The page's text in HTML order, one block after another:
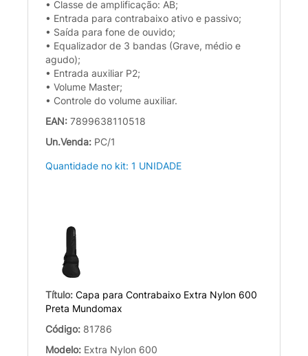
• Classe de amplificação: AB;
• Entrada para contrabaixo ativo e passivo;
• Saída para fone de ouvido;
• Equalizador de 3 bandas (Grave, médio e
agudo);
• Entrada auxiliar P2;
• Volume Master;
• Controle do volume auxiliar.
EAN: 7899638110518
Un.Venda: PC/1
Quantidade no kit: 1 UNIDADE
Título: Capa para Contrabaixo Extra Nylon 600
Preta Mundomax
Código: 81786
Modelo: Extra Nylon 600